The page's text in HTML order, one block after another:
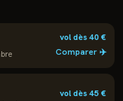
vol dès40€
Comparer ✈️
vol dès45 €